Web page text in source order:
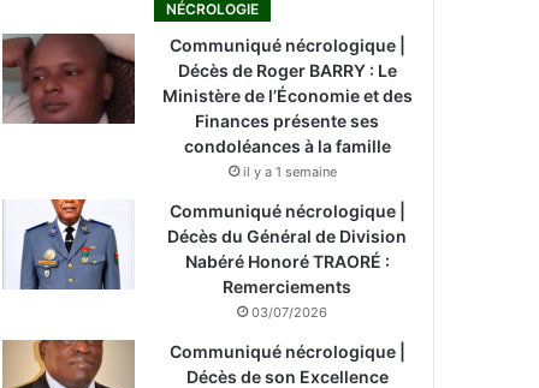
NÉCROLOGIE
Communiqué nécrologique |
Décès de Roger BARRY : Le
Ministère de l’Économie et des
Finances présente ses
condoléances à la famille
il y a 1 semaine
Communiqué nécrologique |
Décès du Général de Division
Nabéré Honoré TRAORÉ :
Remerciements
03/07/2026
Communiqué nécrologique |
Décès de son Excellence